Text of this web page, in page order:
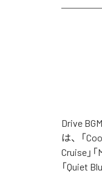
Drive
は、「
Cruise」
「Quiet